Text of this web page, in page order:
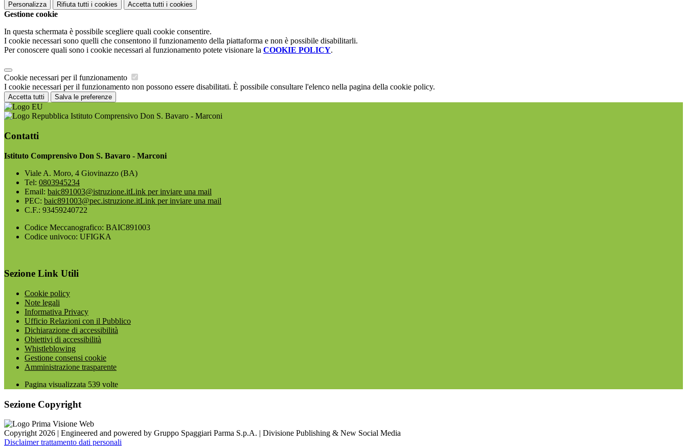
Personalizza Rifiuta tutti i cookies Accetta tutti i cookies
Gestione cookie
In questa schermata è possibile scegliere quali cookie consentire.
I cookie necessari sono quelli che consentono il funzionamento della piattaforma e non è possibile disabilitarli.
Per conoscere quali sono i cookie necessari al funzionamento potete visionare la COOKIE POLICY.
Cookie necessari per il funzionamento
I cookie necessari per il funzionamento non possono essere disabilitati. È possibile consultare l'elenco nella pagina della cookie policy.
Accetta tutti Salva le preferenze
Istituto Comprensivo Don S. Bavaro - Marconi
Contatti
Istituto Comprensivo Don S. Bavaro - Marconi
Viale A. Moro, 4 Giovinazzo (BA)
Tel: 0803945234
Email: baic891003@istruzione.itLink per inviare una mail
PEC: baic891003@pec.istruzione.itLink per inviare una mail
C.F.: 93459240722
Codice Meccanografico: BAIC891003
Codice univoco: UFIGKA
Sezione Link Utili
Cookie policy
Note legali
Informativa Privacy
Ufficio Relazioni con il Pubblico
Dichiarazione di accessibilità
Obiettivi di accessibilità
Whistleblowing
Gestione consensi cookie
Amministrazione trasparente
Pagina visualizzata 539 volte
Sezione Copyright
Copyright 2026 | Engineered and powered by Gruppo Spaggiari Parma S.p.A. | Divisione Publishing & New Social Media
Disclaimer trattamento dati personali